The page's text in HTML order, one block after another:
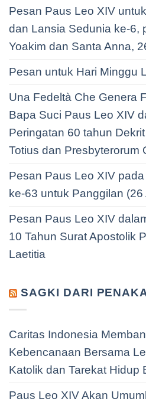
Pesan Paus Leo XIV
dan Lansia Sedunia ke-6,
Yoakim dan Santa Anna,
Pesan untuk Hari Minggu
Una Fedeltà Che Genera
Bapa Suci Paus Leo XIV
Peringatan 60 tahun
Totius dan Presbyterorum
Pesan Paus Leo XIV
ke-63 untuk Panggilan (26
Pesan Paus Leo XIV
10 Tahun Surat Apostolik
Laetitia
SAGKI DARI
Caritas Indonesia
Kebencanaan Bersama
Katolik dan Tarekat Hidup
Paus Leo XIV Akan